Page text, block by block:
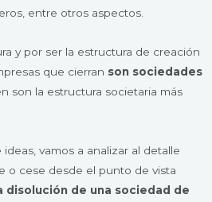
entre otros aspectos.
y por ser la estructura de creación
que cierran son sociedades
son la estructura societaria más
vamos a analizar al detalle
o cese desde el punto de vista
disolución de una sociedad de